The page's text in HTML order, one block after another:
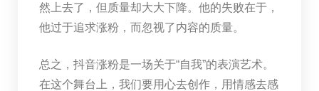
然上去了，但质量却大大下降。他的失败在于，
他过于追求涨粉，而忽视了内容的质量。
总之，抖音涨粉是一场关于“自我”的表演艺术。
在这个舞台上，我们要用心去创作，用情感去感